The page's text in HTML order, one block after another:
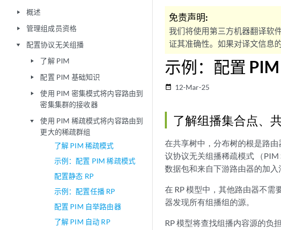
play_arrow 概述
play_arrow 管理组成员资格
play_arrow 配置协议无关组播
play_arrow 了解 PIM
play_arrow 配置 PIM 基础知识
play_arrow
使用 PIM 密集模式将内容路由到
密集集群的接收器
play_arrow
使用 PIM 稀疏模式将内容路由到
更大的稀疏群组
了解 PIM 稀疏模式
示例：配置 PIM 稀疏模式
配置静态 RP
示例：配置任播 RP
配置 PIM 自举路由器
了解 PIM 自动 RP
免责声明:
我们将使用第三方机器翻译软
证其准确性。如果对译文信息
示例：配置
date_range 12-Mar-25
了解组播集合点、
在共享树中，分布树的根是路
议协议无关组播稀疏模式 （
数据包和来自下游路由器的加入
在 RP 模型中，其他路由器不需
器发现所有组播组的源。
RP 模型将查找组播内容源的负